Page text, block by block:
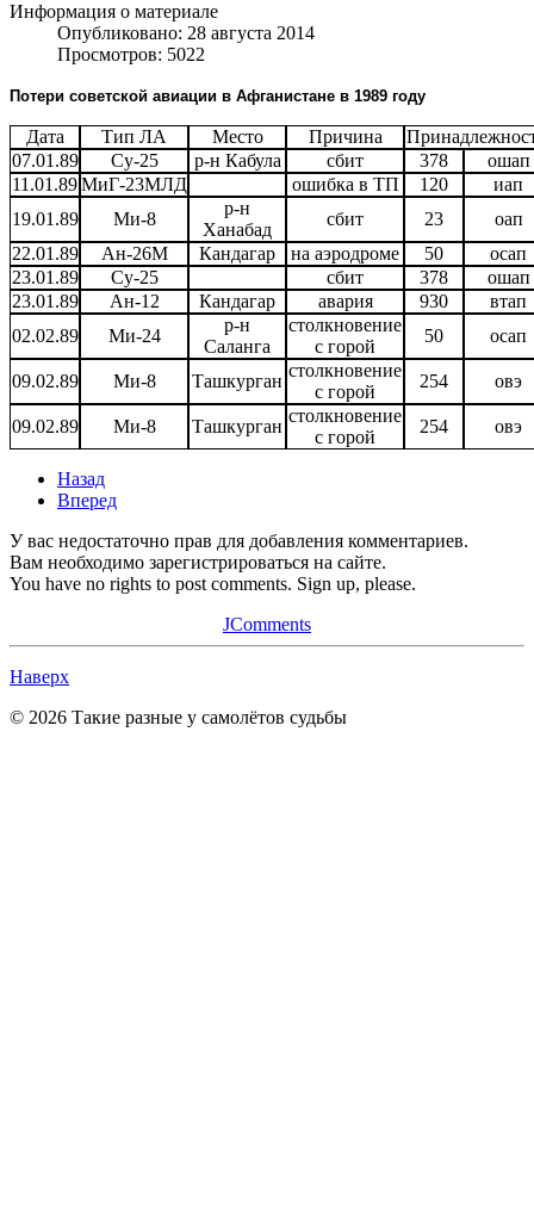
Информация о материале
Опубликовано: 28 августа 2014
Просмотров: 5022
Потери советской авиации в Афганистане в 1989 году
Дата Тип ЛА Место Причина
07.01.89
Су-25 р-н Кабула сбит 378
ошап
11.01.89МиГ-23МЛД ошибка в ТП 120
иап
19.01.89
Ми-8
р-н
Ханабад
сбит 23
оап
22.01.89
Ан-26М Кандагар на аэродроме 50
осап
23.01.89
Су-25 сбит 378
ошап
23.01.89
Ан-12 Кандагар авария 930
втап
02.02.89
Ми-24
р-н
Саланга
столкновение
с горой
50 осап
09.02.89 Ми-8 Ташкурган
столкновение
с горой
254 овэ
09.02.89 Ми-8 Ташкурган
столкновение
с горой
254 овэ
Назад
Вперед
У вас недостаточно прав для добавления комментариев.
Вам необходимо зарегистрироваться на сайте.
You have no rights to post comments. Sign up, please.
JComments
Наверх
© 2026 Такие разные у самолётов судьбы